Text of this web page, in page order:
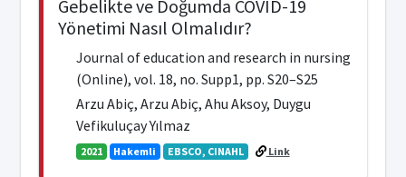
Gebelikte ve Doğumda COVID-19
Yönetimi Nasıl Olmalıdır?
Journal of education and research in nursing
(Online), vol. 18, no. Supp1, pp. S20–S25
Arzu Abiç, Arzu Abiç, Ahu Aksoy, Duygu
Vefikuluçay Yılmaz
2021 Hakemli EBSCO, CINAHL Link